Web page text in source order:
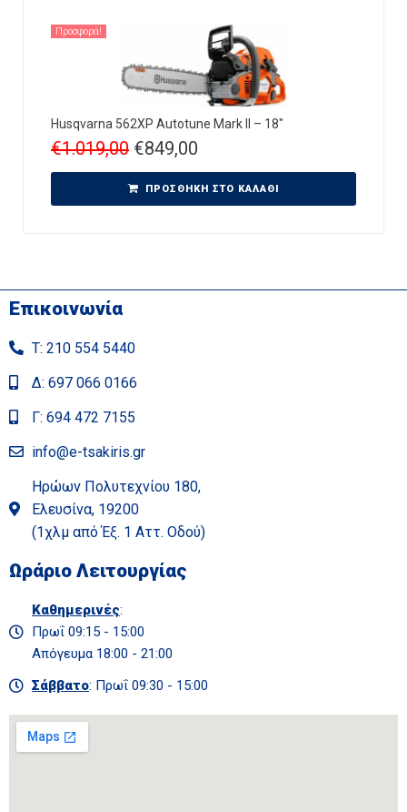
Προσφορά!
Husqvarna 562XP Autotune Mark II – 18″
€1.019,00 €849,00
ΠΡΟΣΘΉΚΗ ΣΤΟ ΚΑΛΆΘΙ
Επικοινωνία
Τ: 210 554 5440
Δ: 697 066 0166
Γ: 694 472 7155
info@e-tsakiris.gr
Ηρώων Πολυτεχνίου 180,
Ελευσίνα, 19200
(1χλμ από Έξ. 1 Αττ. Οδού)
Ωράριο Λειτουργίας
Καθημερινές:
Πρωΐ 09:15 - 15:00
Απόγευμα 18:00 - 21:00
Σάββατο: Πρωΐ 09:30 - 15:00